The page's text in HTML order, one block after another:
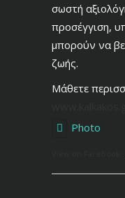
σωστή
προσέγγιση,
μπορούν να
ζωής.
Μάθετε
Photo